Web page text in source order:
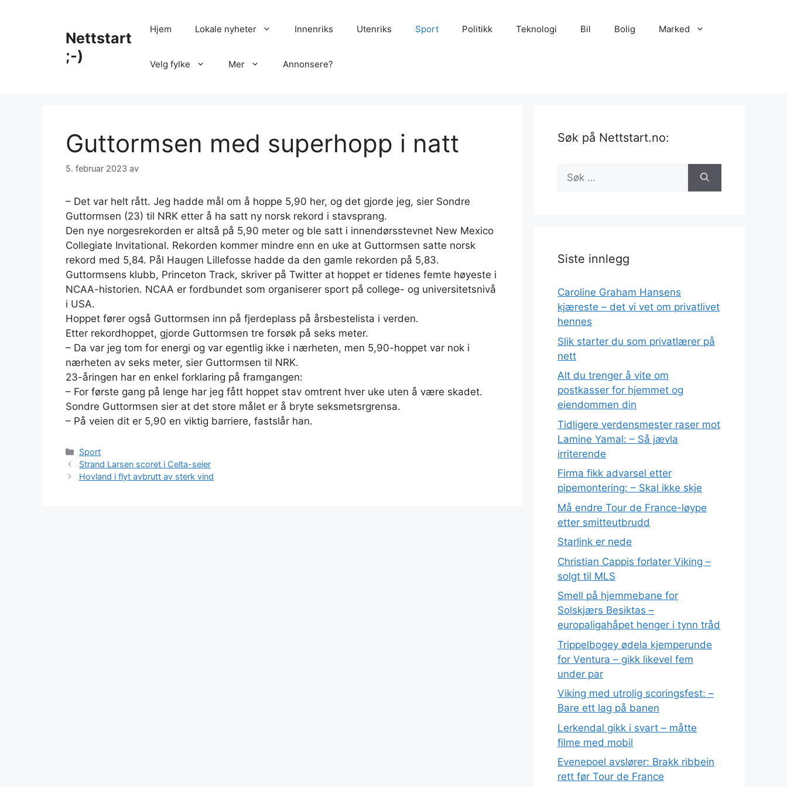
Nettstart
;-)
Hjem Lokale nyheter Innenriks Utenriks Sport Politikk Teknologi Bil Bolig Marked
Velg fylke Mer Annonsere?
Guttormsen med superhopp i natt
5. februar 2023 av
– Det var helt rått. Jeg hadde mål om å hoppe 5,90 her, og det gjorde jeg, sier Sondre
Guttormsen (23) til NRK etter å ha satt ny norsk rekord i stavsprang.
Den nye norgesrekorden er altså på 5,90 meter og ble satt i innendørsstevnet New Mexico
Collegiate Invitational. Rekorden kommer mindre enn en uke at Guttormsen satte norsk
rekord med 5,84. Pål Haugen Lillefosse hadde da den gamle rekorden på 5,83.
Guttormsens klubb, Princeton Track, skriver på Twitter at hoppet er tidenes femte høyeste i
NCAA-historien. NCAA er fordbundet som organiserer sport på college- og universitetsnivå
i USA.
Hoppet fører også Guttormsen inn på fjerdeplass på årsbestelista i verden.
Etter rekordhoppet, gjorde Guttormsen tre forsøk på seks meter.
– Da var jeg tom for energi og var egentlig ikke i nærheten, men 5,90-hoppet var nok i
nærheten av seks meter, sier Guttormsen til NRK.
23-åringen har en enkel forklaring på framgangen:
– For første gang på lenge har jeg fått hoppet stav omtrent hver uke uten å være skadet.
Sondre Guttormsen sier at det store målet er å bryte seksmetsrgrensa.
– På veien dit er 5,90 en viktig barriere, fastslår han.
Kategorier
Sport
Strand Larsen scoret i Celta-seier
Hovland i flyt avbrutt av sterk vind
Søk på Nettstart.no:
Søk
etter:
Siste innlegg
Caroline Graham Hansens
kjæreste – det vi vet om privatlivet
hennes
Slik starter du som privatlærer på
nett
Alt du trenger å vite om
postkasser for hjemmet og
eiendommen din
Tidligere verdensmester raser mot
Lamine Yamal: – Så jævla
irriterende
Firma fikk advarsel etter
pipemontering: – Skal ikke skje
Må endre Tour de France-løype
etter smitteutbrudd
Starlink er nede
Christian Cappis forlater Viking –
solgt til MLS
Smell på hjemmebane for
Solskjærs Besiktas –
europaligahåpet henger i tynn tråd
Trippelbogey ødela kjemperunde
for Ventura – gikk likevel fem
under par
Viking med utrolig scoringsfest: –
Bare ett lag på banen
Lerkendal gikk i svart – måtte
filme med mobil
Evenepoel avslører: Brakk ribbein
rett før Tour de France